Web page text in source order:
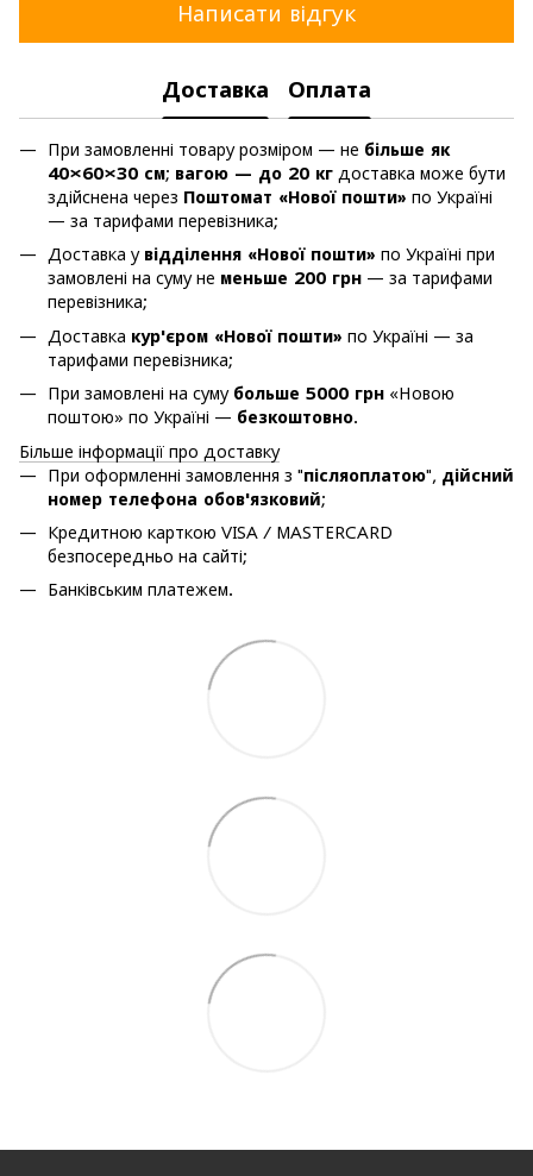
Написати відгук
Доставка Оплата
При замовленні товару розміром — не більше як
40×60×30 см; вагою — до 20 кг доставка може бути
здійснена через Поштомат «Нової пошти» по Україні
— за тарифами перевізника;
Доставка у відділення «Нової пошти» по Україні при
замовлені на суму не меньше 200 грн — за тарифами
перевізника;
Доставка кур'єром «Нової пошти» по Україні — за
тарифами перевізника;
При замовлені на суму больше 5000 грн «Новою
поштою» по Україні — безкоштовно.
Більше інформації про доставку
При оформленні замовлення з "післяоплатою", дійсний
номер телефона обов'язковий;
Кредитною карткою VISA / MASTERCARD
безпосередньо на сайті;
Банківським платежем.